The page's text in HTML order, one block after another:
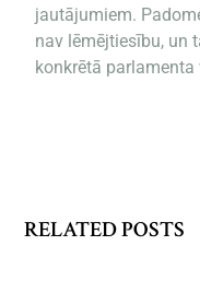
jautājumiem.
nav lēmējtiesību, un
konkrētā
RELATED POSTS